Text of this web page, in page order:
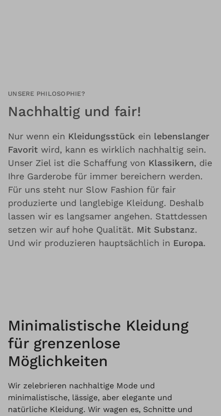
UNSERE PHILOSOPHIE?
Nachhaltig und fair!
Nur wenn ein Kleidungsstück ein lebenslanger
Favorit wird, kann es wirklich nachhaltig sein.
Unser Ziel ist die Schaffung von Klassikern, die
Ihre Garderobe für immer bereichern werden.
Für uns steht nur Slow Fashion für fair
produzierte und langlebige Kleidung. Deshalb
lassen wir es langsamer angehen. Stattdessen
setzen wir auf hohe Qualität. Mit Substanz.
Und wir produzieren hauptsächlich in Europa.
Minimalistische Kleidung
für grenzenlose
Möglichkeiten
Wir zelebrieren nachhaltige Mode und
minimalistische, lässige, aber elegante und
natürliche Kleidung. Wir wagen es, Schnitte und